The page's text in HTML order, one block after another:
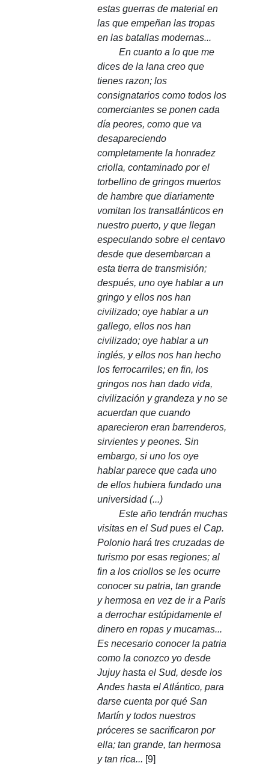
estas guerras de material en
las que empeñan las tropas
en las batallas modernas...
En cuanto a lo que me
dices de la lana creo que
tienes razon; los
consignatarios como todos los
comerciantes se ponen cada
día peores, como que va
desapareciendo
completamente la honradez
criolla, contaminado por el
torbellino de gringos muertos
de hambre que diariamente
vomitan los transatlánticos en
nuestro puerto, y que llegan
especulando sobre el centavo
desde que desembarcan a
esta tierra de transmisión;
después, uno oye hablar a un
gringo y ellos nos han
civilizado; oye hablar a un
gallego, ellos nos han
civilizado; oye hablar a un
inglés, y ellos nos han hecho
los ferrocarriles; en fin, los
gringos nos han dado vida,
civilización y grandeza y no se
acuerdan que cuando
aparecieron eran barrenderos,
sirvientes y peones. Sin
embargo, si uno los oye
hablar parece que cada uno
de ellos hubiera fundado una
universidad (...)
Este año tendrán muchas
visitas en el Sud pues el Cap.
Polonio hará tres cruzadas de
turismo por esas regiones; al
fin a los criollos se les ocurre
conocer su patria, tan grande
y hermosa en vez de ir a París
a derrochar estúpidamente el
dinero en ropas y mucamas...
Es necesario conocer la patria
como la conozco yo desde
Jujuy hasta el Sud, desde los
Andes hasta el Atlántico, para
darse cuenta por qué San
Martín y todos nuestros
próceres se sacrificaron por
ella; tan grande, tan hermosa
y tan rica... [9]